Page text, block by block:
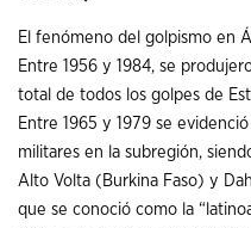
El fenómeno del golpismo en
Entre 1956 y 1984, se
total de todos los golpes de
Entre 1965 y 1979 se
militares en la subregión,
Alto Volta (Burkina Faso) y
que se conoció como la